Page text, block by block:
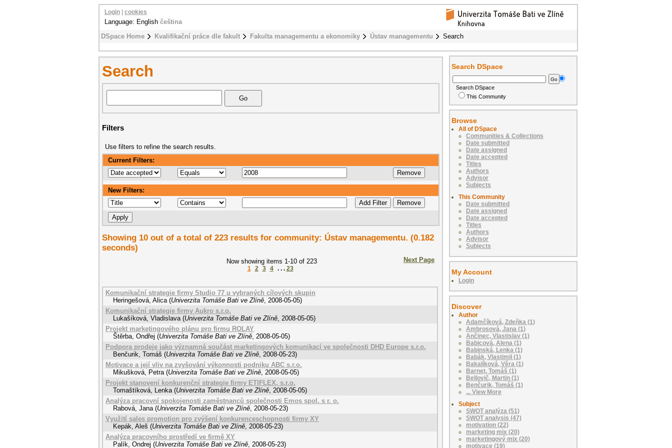
DSpace Home Kvalifikační práce dle fakult Fakulta managementu a ekonomiky Ústav managementu Search
Login cookies
Language: English čeština
Search
Filters
Use filters to refine the search results.
Current Filters:
New Filters:
Showing 10 out of a total of 223 results for community: Ústav managementu. (0.182
seconds)
Now showing items 1-10 of 223
1 2 3 4 . . . 23
Next Page
Komunikační strategie firmy Studio 77 u vybraných cílových skupin
Heringešová, Alica (Univerzita Tomáše Bati ve Zlíně 2008-05-05)
Komunikační strategie firmy Aukro s.r.o.
Lukašíková, Vladislava (Univerzita Tomáše Bati ve Zlíně 2008-05-05)
Projekt marketingového plánu pro firmu ROLAY
Štěrba, Ondřej (Univerzita Tomáše Bati ve Zlíně 2008-05-05)
Podpora prodeje jako významná součást marketingových komunikací ve společnosti DHD Europe s.r.o.
Benčurik, Tomáš (Univerzita Tomáše Bati ve Zlíně 2008-05-23)
Motivace a její vliv na zvyšování výkonnosti podniku ABC s.r.o.
Mikušková, Petra (Univerzita Tomáše Bati ve Zlíně 2008-05-05)
Projekt stanovení konkurenční strategie firmy ETIFLEX, s.r.o.
Tomaštíková, Lenka (Univerzita Tomáše Bati ve Zlíně 2008-05-05)
Analýza pracovní spokojenosti zaměstnanců společnosti Emos spol. s r. o.
Rabová, Jana (Univerzita Tomáše Bati ve Zlíně 2008-05-23)
Využití sales promotion pro zvýšení konkurenceschopnosti firmy XY
Kepák, Aleš (Univerzita Tomáše Bati ve Zlíně 2008-05-23)
Analýza pracovního prostředí ve firmě XY
Palík, Ondrej (Univerzita Tomáše Bati ve Zlíně 2008-05-23)
Search DSpace
Search DSpace
This Community
Browse
All of DSpace
Communities & Collections
Date submitted
Date assigned
Date accepted
Titles
Authors
Advisor
Subjects
This Community
Date submitted
Date assigned
Date accepted
Titles
Authors
Advisor
Subjects
My Account
Login
Discover
Author
Adamčíková, Zdeňka (1)
Ambrosová, Jana (1)
Ančinec, Vlastislav (1)
Babicová, Alena (1)
Babinská, Lenka (1)
Babák, Vlastimil (1)
Bakalíková, Věra (1)
Barnet, Tomáš (1)
Bellovič, Martin (1)
Benčurik, Tomáš (1)
... View More
Subject
SWOT analýza (51)
SWOT analysis (47)
motivation (22)
marketing mix (20)
marketingový mix (20)
motivace (19)